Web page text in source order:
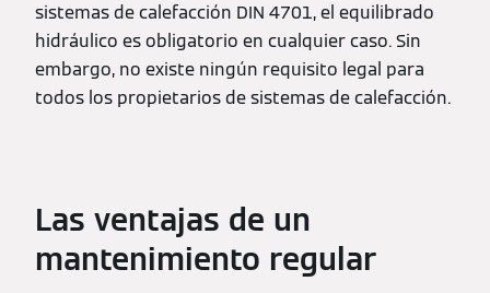
sistemas de calefacción DIN 4701, el equilibrado
hidráulico es obligatorio en cualquier caso. Sin
embargo, no existe ningún requisito legal para
todos los propietarios de sistemas de calefacción.
Las ventajas de un
mantenimiento regular